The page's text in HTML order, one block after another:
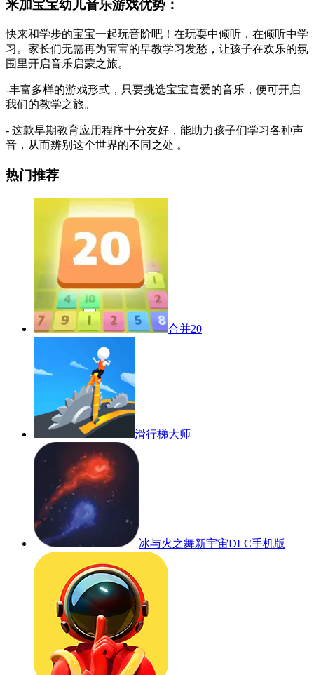
米加宝宝幼儿音乐游戏优势：
快来和学步的宝宝一起玩音阶吧！在玩耍中倾听，在倾听中学
习。家长们无需再为宝宝的早教学习发愁，让孩子在欢乐的氛
围里开启音乐启蒙之旅。
-丰富多样的游戏形式，只要挑选宝宝喜爱的音乐，便可开启
我们的教学之旅。
- 这款早期教育应用程序十分友好，能助力孩子们学习各种声
音，从而辨别这个世界的不同之处 。
热门推荐
合并20
滑行梯大师
冰与火之舞新宇宙DLC手机版